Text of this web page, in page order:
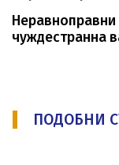
Неравноправни
чуждестранна
ПОДОБНИ